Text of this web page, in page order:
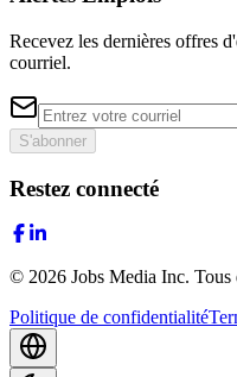
Recevez les dernières offres
courriel.
S'abonner
Restez connecté
© 2026 Jobs Media Inc. Tous
Politique de confidentialité